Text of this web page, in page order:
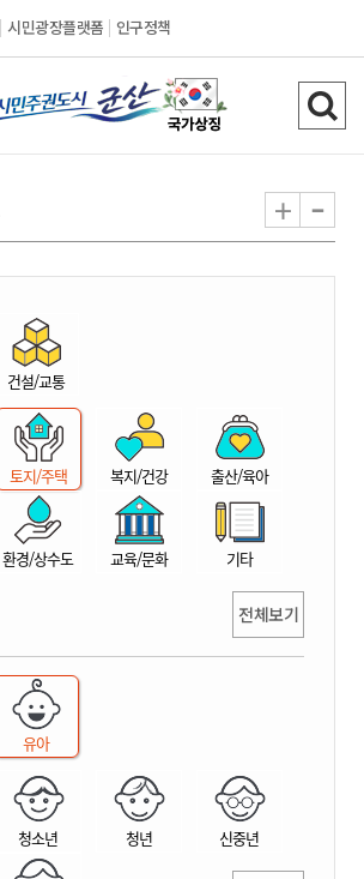
시민광장플랫폼 인구정책
시
민
권
시
산
검
색
기
+ -
건설/교통
토지/주택 복지/건강 출산/육아
환경/상수도 교육/문화 기타
전체보기
유아
청소년 청년 신중년